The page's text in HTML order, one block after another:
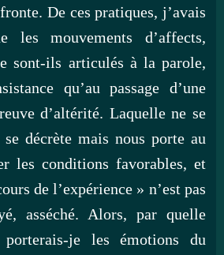
De ces pratiques, j’avais
les mouvements d’affects,
sont-ils articulés à la parole,
qu’au passage d’une
d’altérité. Laquelle ne se
décrète mais nous porte au
les conditions favorables, et
de l’expérience » n’est pas
asséché. Alors, par quelle
je les émotions du